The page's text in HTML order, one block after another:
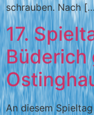
schrauben. Nach
17.
Büderich
An diesem